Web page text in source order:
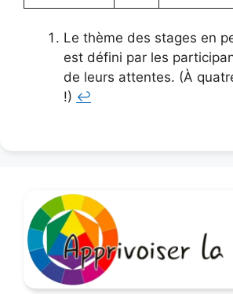
Le thème des stages en
est défini par les
de leurs attentes. (À
!) ↩︎